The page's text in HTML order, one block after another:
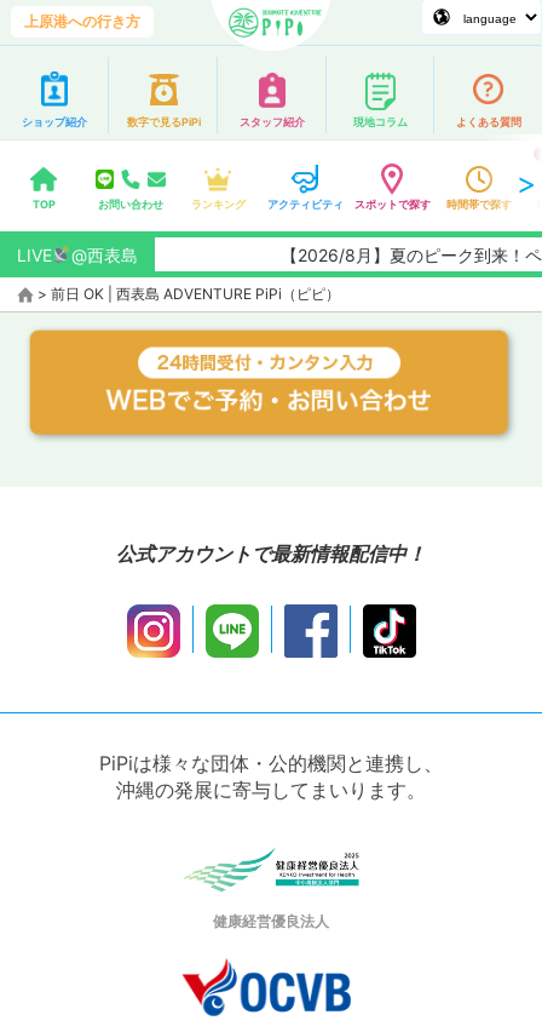
上原港への行き方
ショップ紹介 数字で見るPiPi スタッフ紹介 現地コラム よくある質問
TOP お問い合わせ ランキング アクティビティ スポットで探す 時間帯で探す
LIVE @西表島 【2026/8月】夏のピーク到来！
> 前日 OK | 西表島 ADVENTURE PiPi（ピピ）
公式アカウントで最新情報配信中！
PiPiは様々な団体・公的機関と連携し、
沖縄の発展に寄与してまいります。
健康経営優良法人